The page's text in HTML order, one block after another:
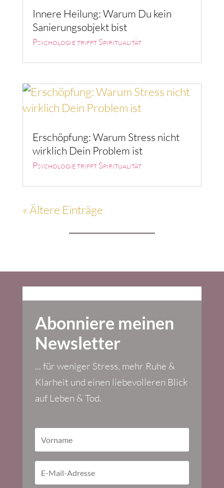
Innere Heilung: Warum Du kein
Sanierungsobjekt bist
Psychologie trifft Spiritualität
Erschöpfung: Warum Stress nicht
wirklich Dein Problem ist
Psychologie trifft Spiritualität
« Ältere Einträge
Abonniere meinen
Newsletter
... für weniger Stress, mehr Ruhe &
Klarheit und einen liebevolleren Blick
auf Leben & Tod.